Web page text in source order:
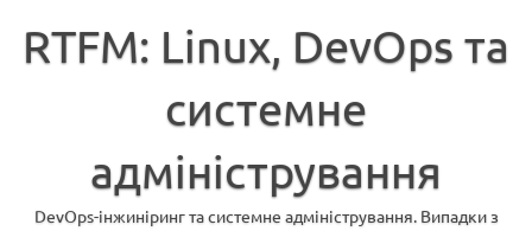
вмістуRTFM: Linux, DevOps та
системне
адміністрування
DevOps-інжиніринг та системне адміністрування. Випадки з